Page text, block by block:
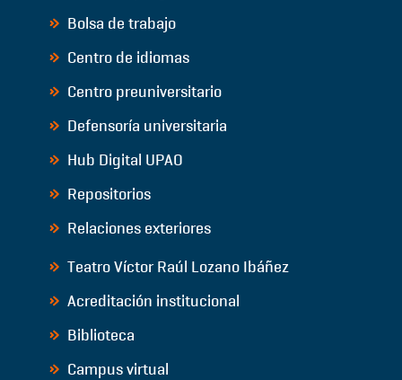
Bolsa de trabajo
Centro de idiomas
Centro preuniversitario
Defensoría universitaria
Hub Digital UPAO
Repositorios
Relaciones exteriores
Teatro Víctor Raúl Lozano Ibáñez
Acreditación institucional
Biblioteca
Campus virtual